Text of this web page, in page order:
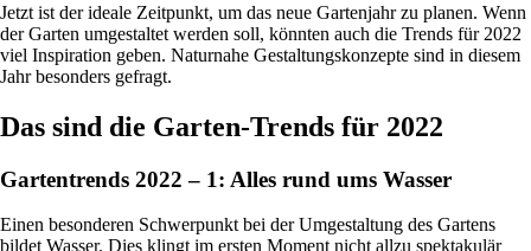
Jetzt ist der ideale Zeitpunkt, um das neue Gartenjahr zu planen. Wenn
der Garten umgestaltet werden soll, könnten auch die Trends für 2022
viel Inspiration geben. Naturnahe Gestaltungskonzepte sind in diesem
Jahr besonders gefragt.
Das sind die Garten-Trends für 2022
Gartentrends 2022 – 1: Alles rund ums Wasser
Einen besonderen Schwerpunkt bei der Umgestaltung des Gartens
bildet Wasser. Dies klingt im ersten Moment nicht allzu spektakulär